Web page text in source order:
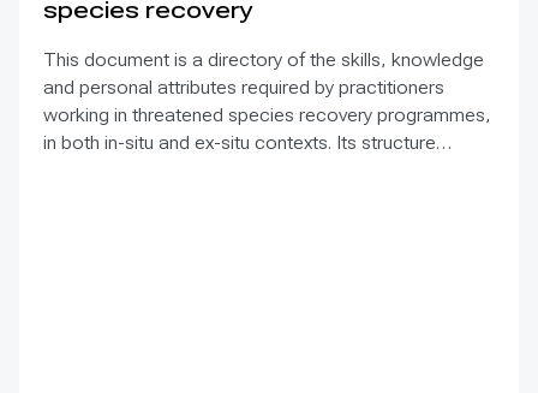
species recovery
This document is a directory of the skills, knowledge
and personal attributes required by practitioners
working in threatened species recovery programmes,
in both in-situ and ex-situ contexts. Its structure